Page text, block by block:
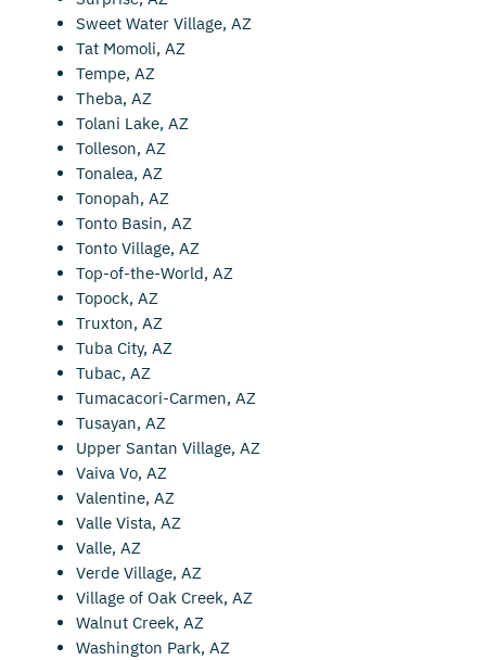
Sweet Water Village, AZ
Tat Momoli, AZ
Tempe, AZ
Theba, AZ
Tolani Lake, AZ
Tolleson, AZ
Tonalea, AZ
Tonopah, AZ
Tonto Basin, AZ
Tonto Village, AZ
Top-of-the-World, AZ
Topock, AZ
Truxton, AZ
Tuba City, AZ
Tubac, AZ
Tumacacori-Carmen, AZ
Tusayan, AZ
Upper Santan Village, AZ
Vaiva Vo, AZ
Valentine, AZ
Valle Vista, AZ
Valle, AZ
Verde Village, AZ
Village of Oak Creek, AZ
Walnut Creek, AZ
Washington Park, AZ